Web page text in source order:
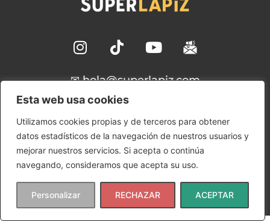
Esta web usa cookies
Utilizamos cookies propias y de terceros para obtener
datos estadísticos de la navegación de nuestros usuarios y
mejorar nuestros servicios. Si acepta o continúa
navegando, consideramos que acepta su uso.
Personalizar RECHAZAR ACEPTAR
✉ hola@superlapiz.com
Política de Cookies
Política de Privacidad
Condiciones de uso
Copyright © 2024 SuperLápiz | Ana María Gómez
Rudilla